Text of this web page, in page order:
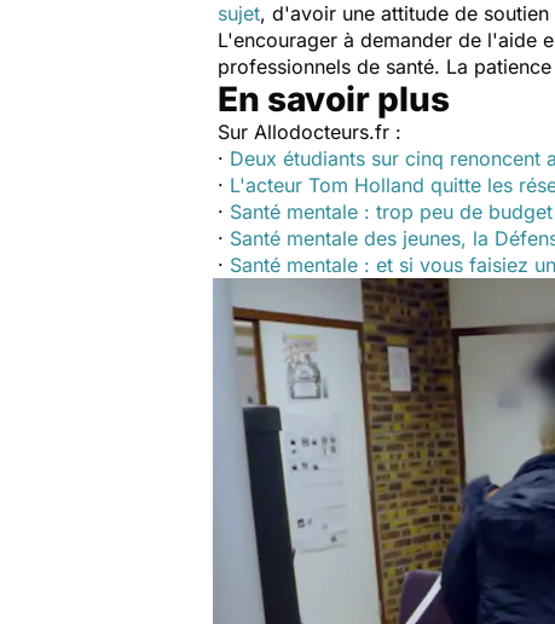
sujet, d'avoir une attitude de
L'encourager à demander de l'aide
professionnels de santé. La
En savoir plus
Sur Allodocteurs.fr :
· Deux étudiants sur cinq renoncent
· L'acteur Tom Holland quitte les
· Santé mentale : trop peu de
· Santé mentale des jeunes, la
· Santé mentale : et si vous faisiez